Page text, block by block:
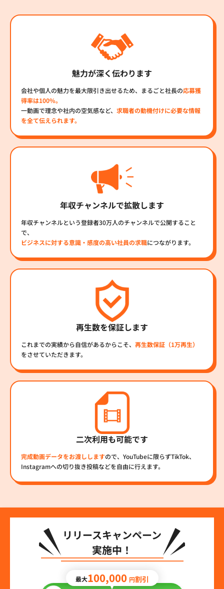
魅力が深く伝わります
会社や個人の魅力を最大限引き出せるため、まるごと社長の応募獲
得率は100%。
一動画で理念や社内の空気感など、 求職者の動機付けに必要な情報
を全て伝えられます。
年収チャンネルで拡散します
年収チャンネルという登録者30万人のチャンネルで公開すること
で、
ビジネスに対する意識・感度の高い社員の求職につながります。
再生数を保証します
これまでの実績から自信があるからこそ、 再生数保証（1万再生）
をさせていただきます。
二次利用も可能です
完成動画データをお渡ししますので、YouTubeに限らずTikTok、
Instagramへの切り抜き投稿などを自由に行えます。
リリースキャンペーン
実施中！
最大100,000 円割引